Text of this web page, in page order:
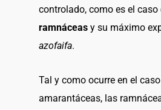
controlado, como es el caso
ramnáceas y su máximo
azofaifa.
Tal y como ocurre en el
amarantáceas, las